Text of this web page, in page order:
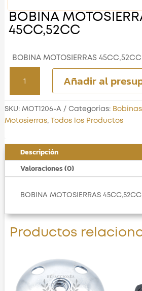
BOBINA
45CC,52CC
BOBINA MOTOSIERRAS 45CC,52CC
MOTOSIERRAS
45CC,52CC
cantidad
Añadir al
SKU: MOT1206-A Categorías: Bobinas
Motosierras, Todos los Productos
Descripción
Valoraciones (0)
BOBINA MOTOSIERRAS 45CC,52CC
Productos